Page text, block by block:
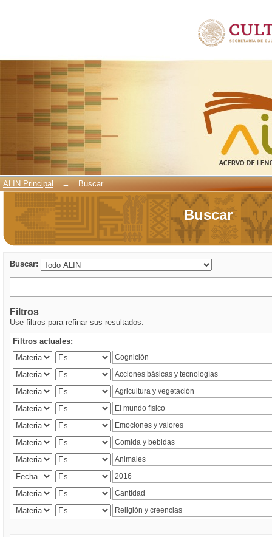
ALIN Principal → Buscar
Buscar
Buscar:
Filtros
Use filtros para refinar sus resultados.
Filtros actuales: